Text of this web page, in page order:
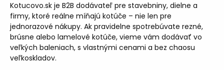
Kotucovo.sk je B2B dodávateľ pre stavebniny, dielne a
firmy, ktoré reálne míňajú kotúče – nie len pre
jednorazové nákupy. Ak pravidelne spotrebúvate rezné,
brúsne alebo lamelové kotúče, vieme vám dodávať vo
veľkých baleniach, s vlastnými cenami a bez chaosu
veľkoskladov.